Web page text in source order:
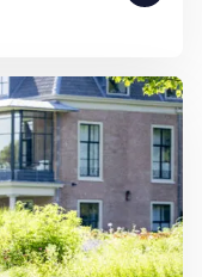
en Máxima: